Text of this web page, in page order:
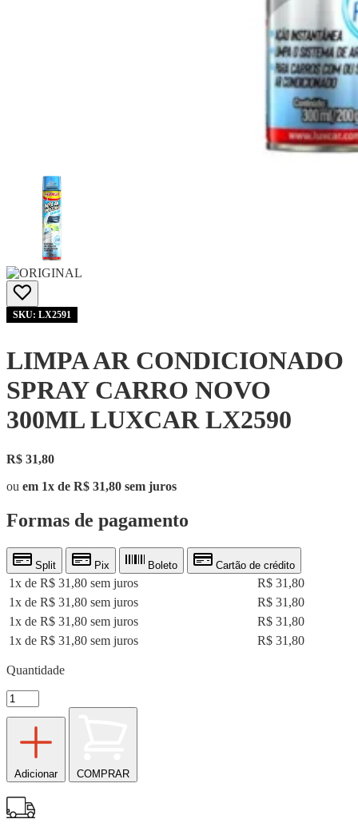
SKU: LX2591
LIMPA AR CONDICIONADO
SPRAY CARRO NOVO
300ML LUXCAR LX2590
R$ 31,80
ou em 1x de R$ 31,80 sem juros
Formas de pagamento
Split Pix Boleto Cartão de crédito
1x de R$ 31,80 sem juros
R$ 31,80
1x de R$ 31,80 sem juros
R$ 31,80
1x de R$ 31,80 sem juros
R$ 31,80
1x de R$ 31,80 sem juros
R$ 31,80
Quantidade
Adicionar COMPRAR